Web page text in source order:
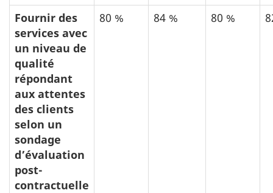
Fournir des
services avec
un niveau de
qualité
répondant
aux attentes
des clients
selon un
sondage
d’évaluation
post-
contractuelle
80 % 84 % 80 %